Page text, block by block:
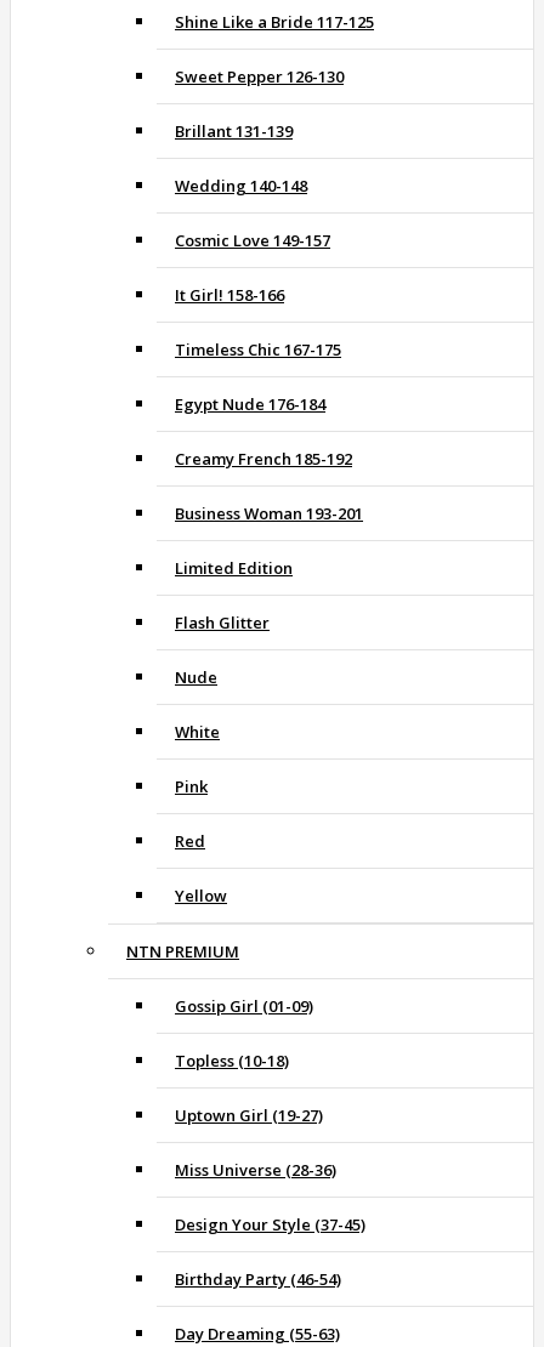
Shine Like a Bride 117-125
Sweet Pepper 126-130
Brillant 131-139
Wedding 140-148
Cosmic Love 149-157
It Girl! 158-166
Timeless Chic 167-175
Egypt Nude 176-184
Creamy French 185-192
Business Woman 193-201
Limited Edition
Flash Glitter
Nude
White
Pink
Red
Yellow
NTN PREMIUM
Gossip Girl (01-09)
Topless (10-18)
Uptown Girl (19-27)
Miss Universe (28-36)
Design Your Style (37-45)
Birthday Party (46-54)
Day Dreaming (55-63)